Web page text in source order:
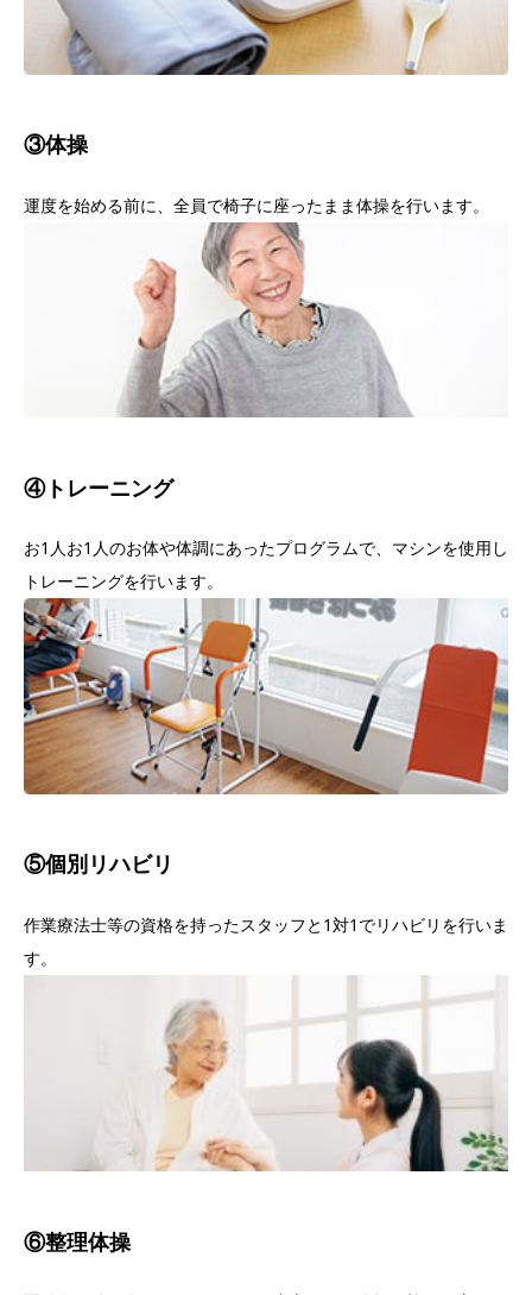
③体操
運度を始める前に、全員で椅子に座ったまま体操を行います。
④トレーニング
お1人お1人のお体や体調にあったプログラムで、マシンを使用し
トレーニングを行います。
⑤個別リハビリ
作業療法士等の資格を持ったスタッフと1対1でリハビリを行いま
す。
⑥整理体操